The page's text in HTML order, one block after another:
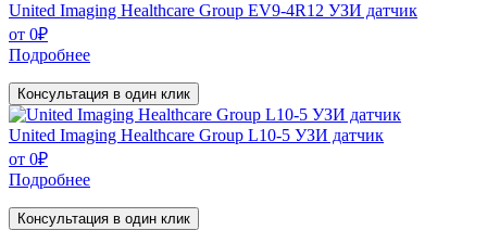
United Imaging Healthcare Group EV9-4R12 УЗИ датчик
от 0₽
Подробнее
Консультация в один клик
United Imaging Healthcare Group L10-5 УЗИ датчик
от 0₽
Подробнее
Консультация в один клик